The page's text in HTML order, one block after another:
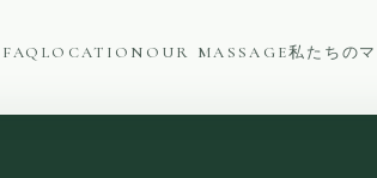
FAQ LOCATION OUR MASSAGE私たちの